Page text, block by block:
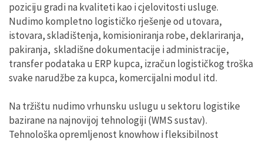
poziciju gradi na kvaliteti kao i cjelovitosti usluge.
Nudimo kompletno logističko rješenje od utovara,
istovara, skladištenja, komisioniranja robe, deklariranja,
pakiranja, skladišne dokumentacije i administracije,
transfer podataka u ERP kupca, izračun logističkog troška
svake narudžbe za kupca, komercijalni modul itd.
Na tržištu nudimo vrhunsku uslugu u sektoru logistike
bazirane na najnovijoj tehnologiji (WMS sustav).
Tehnološka opremljenost knowhow i fleksibilnost